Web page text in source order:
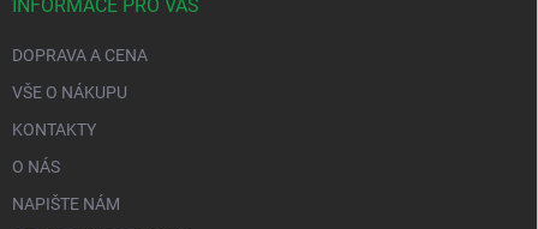
INFORMACE PRO VÁS
DOPRAVA A CENA
VŠE O NÁKUPU
KONTAKTY
O NÁS
NAPIŠTE NÁM